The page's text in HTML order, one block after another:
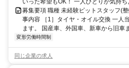
いった希望もOK！ 一人ひとりが気持
募集要項 職種 未経験ピットスタッフ(
事内容 ［1］タイヤ・オイル交換 一人
ます。 国産車、外国車、新車から旧車
変形労働時間制
同じ企業の求人